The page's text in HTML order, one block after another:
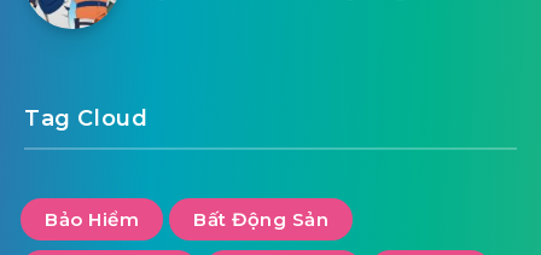
Tag Cloud
Bảo Hiểm Bất Động Sản